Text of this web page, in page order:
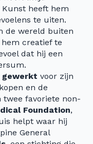
heeft hem
te uiten.
de wereld buiten
creatief te
dat hij een
gewerkt voor zijn
en de
twee favoriete non-
Foundation,
helpt waar hij
General